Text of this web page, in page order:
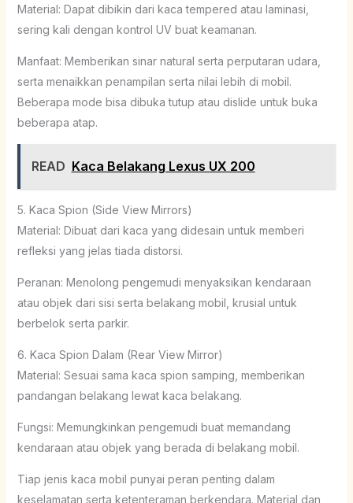
Material: Dapat dibikin dari kaca tempered atau laminasi,
sering kali dengan kontrol UV buat keamanan.
Manfaat: Memberikan sinar natural serta perputaran udara,
serta menaikkan penampilan serta nilai lebih di mobil.
Beberapa mode bisa dibuka tutup atau dislide untuk buka
beberapa atap.
READ Kaca Belakang Lexus UX 200
5. Kaca Spion (Side View Mirrors)
Material: Dibuat dari kaca yang didesain untuk memberi
refleksi yang jelas tiada distorsi.
Peranan: Menolong pengemudi menyaksikan kendaraan
atau objek dari sisi serta belakang mobil, krusial untuk
berbelok serta parkir.
6. Kaca Spion Dalam (Rear View Mirror)
Material: Sesuai sama kaca spion samping, memberikan
pandangan belakang lewat kaca belakang.
Fungsi: Memungkinkan pengemudi buat memandang
kendaraan atau objek yang berada di belakang mobil.
Tiap jenis kaca mobil punyai peran penting dalam
keselamatan serta ketenteraman berkendara. Material dan